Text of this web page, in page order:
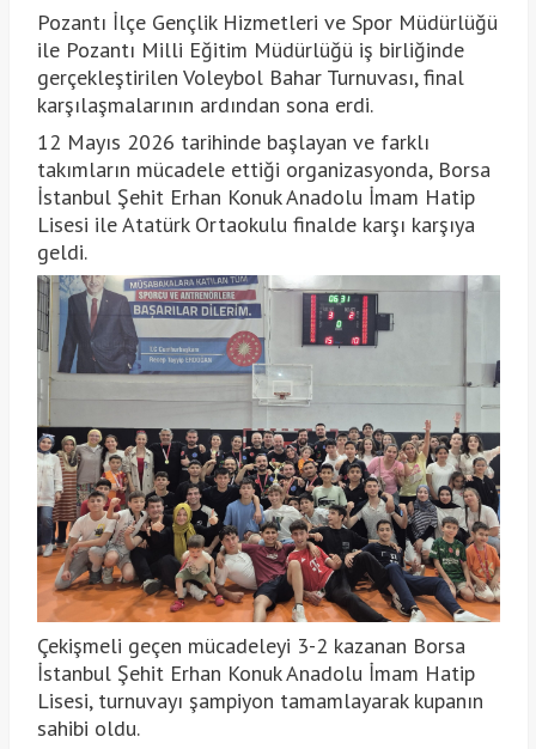
Pozantı İlçe Gençlik Hizmetleri ve Spor Müdürlüğü
ile Pozantı Milli Eğitim Müdürlüğü iş birliğinde
gerçekleştirilen Voleybol Bahar Turnuvası, final
karşılaşmalarının ardından sona erdi.
12 Mayıs 2026 tarihinde başlayan ve farklı
takımların mücadele ettiği organizasyonda, Borsa
İstanbul Şehit Erhan Konuk Anadolu İmam Hatip
Lisesi ile Atatürk Ortaokulu finalde karşı karşıya
geldi.
Çekişmeli geçen mücadeleyi 3-2 kazanan Borsa
İstanbul Şehit Erhan Konuk Anadolu İmam Hatip
Lisesi, turnuvayı şampiyon tamamlayarak kupanın
sahibi oldu.